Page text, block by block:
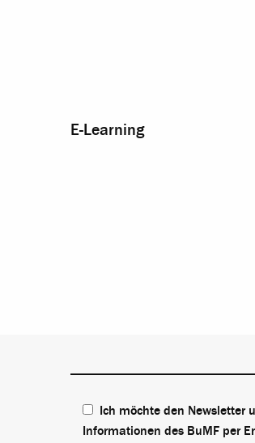
E-Learning
Ich möchte den Newsletter
Informationen des BuMF per